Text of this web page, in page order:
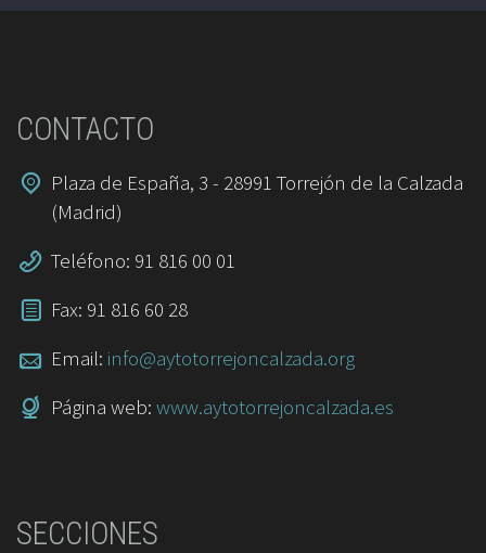
CONTACTO
Plaza de España, 3 - 28991 Torrejón de la Calzada
(Madrid)
Teléfono: 91 816 00 01
Fax: 91 816 60 28
Email: info@aytotorrejoncalzada.org
Página web: www.aytotorrejoncalzada.es
SECCIONES